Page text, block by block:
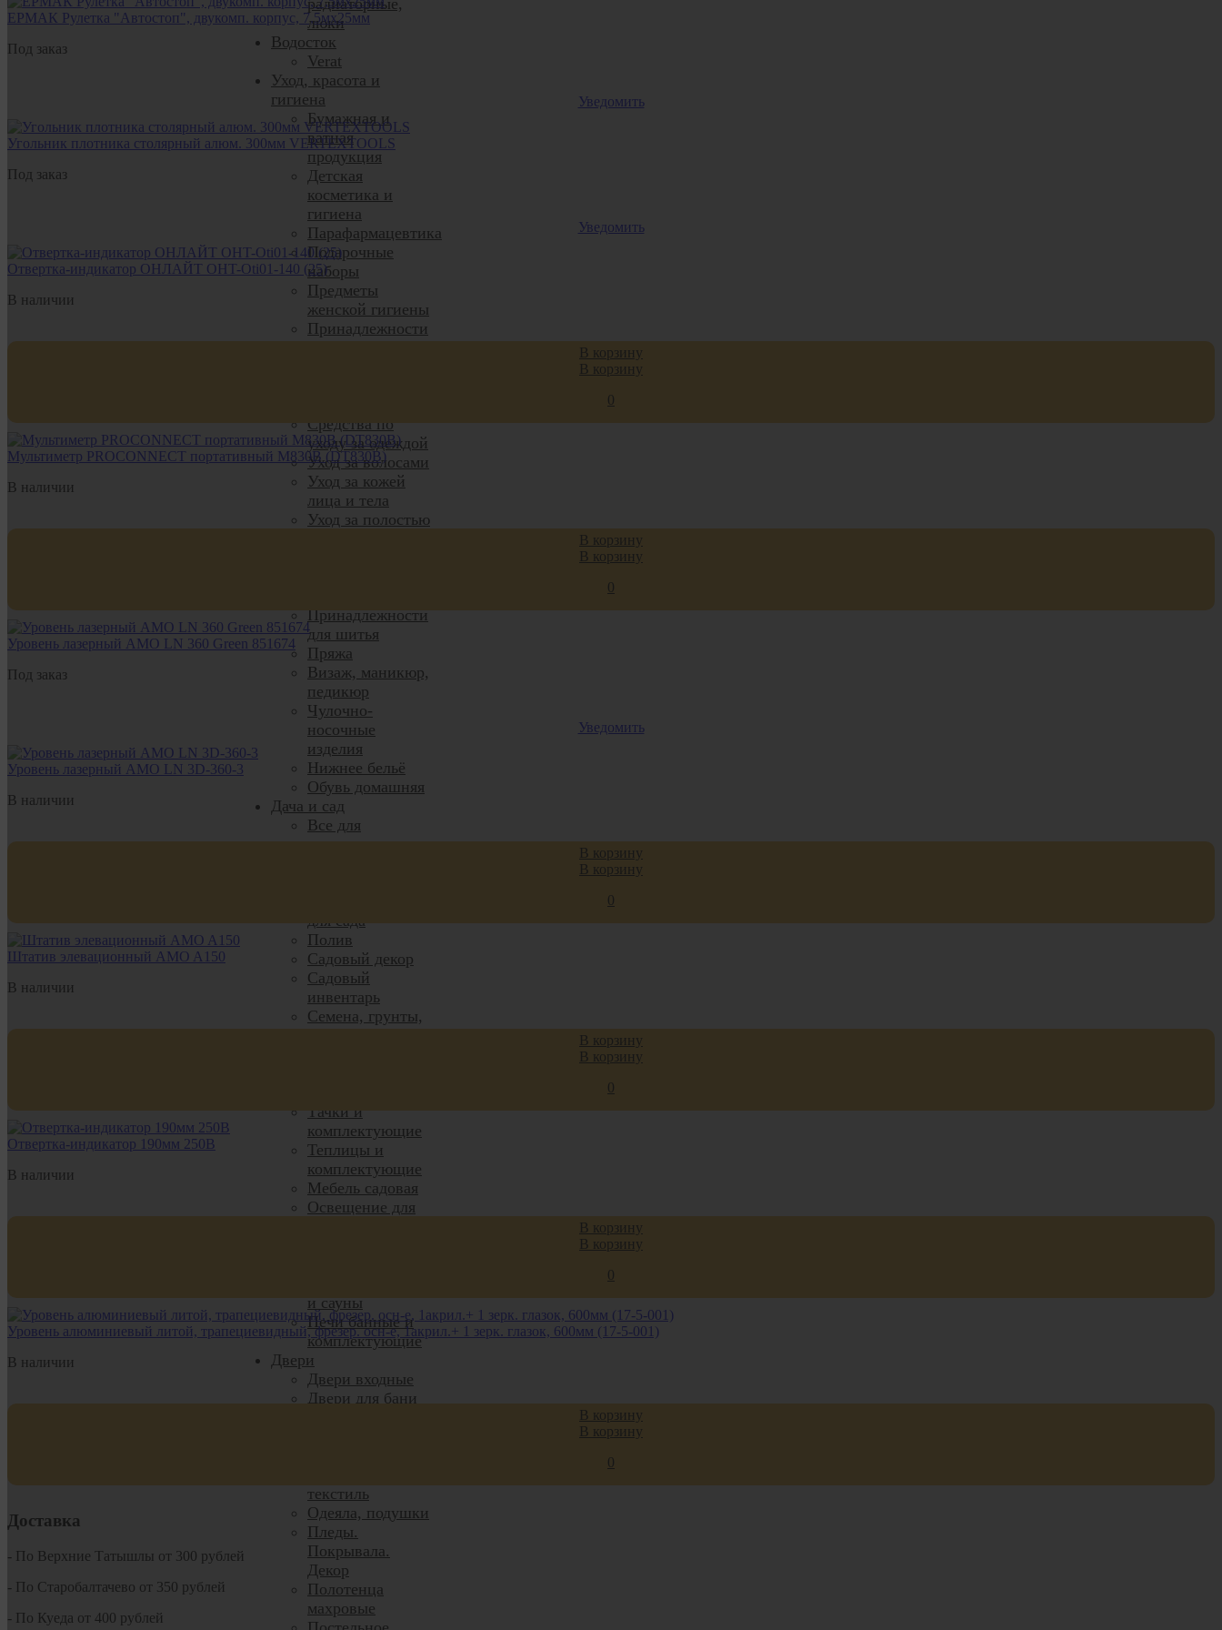
радиаторные,
люки
Водосток
Verat
Уход, красота и
гигиена
Бумажная и
ватная
продукция
Детская
косметика и
гигиена
Парафармацевтика
Подарочные
наборы
Предметы
женской гигиены
Принадлежности
Средства по
уходу за одеждой
Уход за волосами
Уход за кожей
лица и тела
Уход за полостью
Принадлежности
для шитья
Пряжа
Визаж, маникюр,
педикюр
Чулочно-
носочные
изделия
Нижнее бельё
Обувь домашняя
Дача и сад
Все для
домашних
для сада
Полив
Садовый декор
Садовый
инвентарь
Семена, грунты,
Тачки и
комплектующие
Теплицы и
комплектующие
Мебель садовая
Освещение для
и сауны
Печи банные и
комплектующие
Двери
Двери входные
Двери для бани
текстиль
Одеяла, подушки
Пледы.
Покрывала.
Декор
Полотенца
махровые
ЕРМАК Рулетка "Автостоп", двукомп. корпус, 7,5мх25мм
Под заказ
Уведомить
Угольник плотника столярный алюм. 300мм VERTEXTOOLS
Под заказ
Уведомить
Отвертка-индикатор ОНЛАЙТ OHT-Oti01-140 (25)
В наличии
В корзину
В корзину
0
Мультиметр PROCONNECT портативный M830B (DT830B)
В наличии
В корзину
В корзину
0
Уровень лазерный AMO LN 360 Green 851674
Под заказ
Уведомить
Уровень лазерный AMO LN 3D-360-3
В наличии
В корзину
В корзину
0
Штатив элевационный AMO A150
В наличии
В корзину
В корзину
0
Отвертка-индикатор 190мм 250В
В наличии
В корзину
В корзину
0
Уровень алюминиевый литой, трапециевидный, фрезер. осн-е, 1акрил.+ 1 зерк. глазок, 600мм (17-5-001)
В наличии
В корзину
В корзину
0
Доставка
- По Верхние Татышлы от 300 рублей
- По Старобалтачево от 350 рублей
- По Куеда от 400 рублей